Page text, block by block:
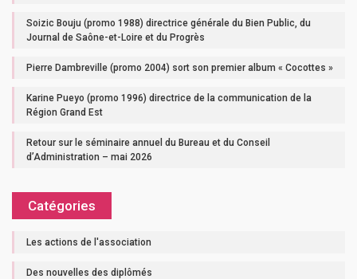
Soizic Bouju (promo 1988) directrice générale du Bien Public, du
Journal de Saône-et-Loire et du Progrès
Pierre Dambreville (promo 2004) sort son premier album « Cocottes »
Karine Pueyo (promo 1996) directrice de la communication de la
Région Grand Est
Retour sur le séminaire annuel du Bureau et du Conseil
d’Administration – mai 2026
Catégories
Les actions de l'association
Des nouvelles des diplômés